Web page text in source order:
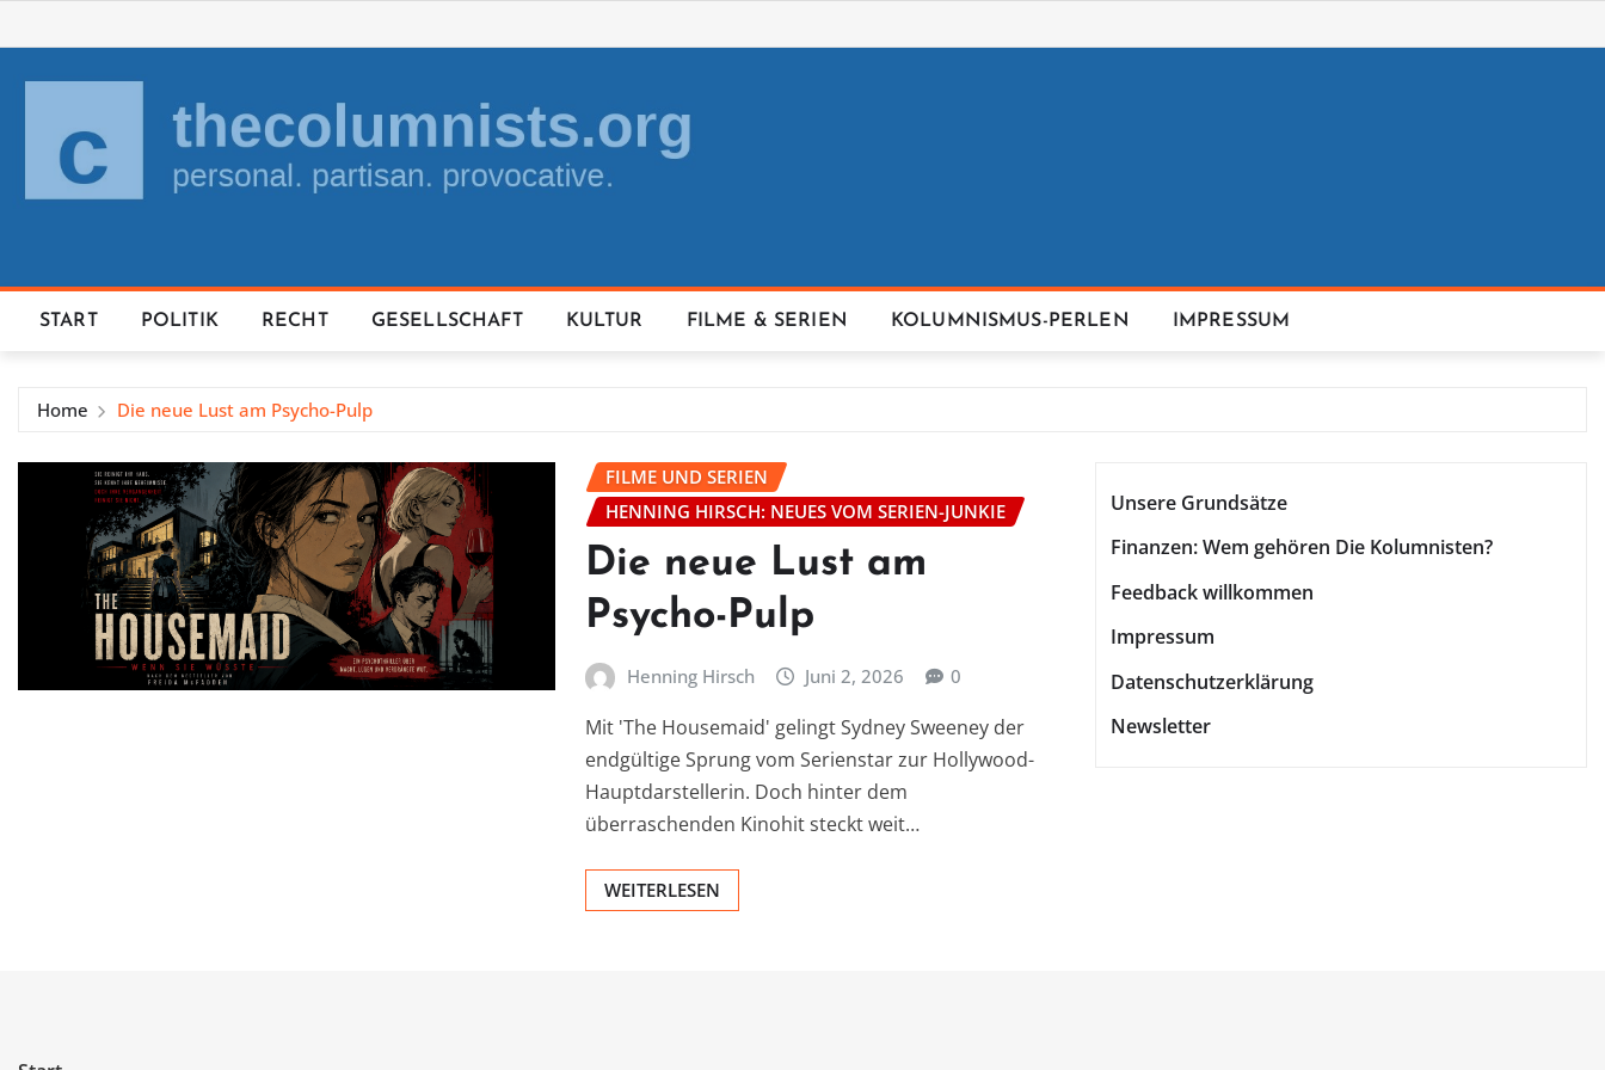
to
content
START POLITIK RECHT GESELLSCHAFT KULTUR FILME & SERIEN KOLUMNISMUS-PERLEN IMPRESSUM
Home Die neue Lust am Psycho-Pulp
FILME UND SERIEN
HENNING HIRSCH: NEUES VOM SERIEN-JUNKIE
Die neue Lust am
Psycho-Pulp
Henning Hirsch Juni 2, 2026 0
Mit 'The Housemaid' gelingt Sydney Sweeney der
endgültige Sprung vom Serienstar zur Hollywood-
Hauptdarstellerin. Doch hinter dem
überraschenden Kinohit steckt weit…
WEITERLESEN
Unsere Grundsätze
Finanzen: Wem gehören Die Kolumnisten?
Feedback willkommen
Impressum
Datenschutzerklärung
Newsletter